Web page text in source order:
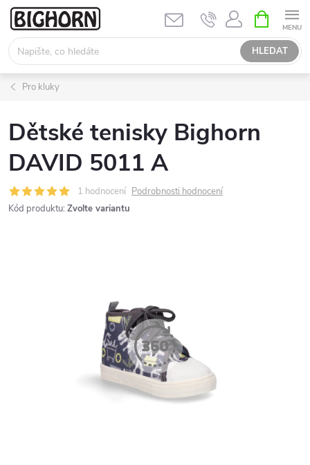
Přejít
obsah
HLEDAT
NÁKUPNÍ
KOŠÍK
Pro kluky
Dětské tenisky Bighorn
DAVID 5011 A
1 hodnocení Podrobnosti hodnocení
Kód produktu: Zvolte variantu